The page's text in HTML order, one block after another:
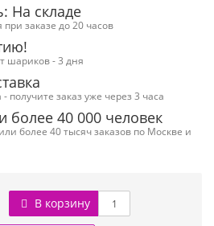
На складе
заказе до 20 часов
шариков - 3 дня
получите заказ уже через 3 часа
более 40 000 человек
более 40 тысяч заказов по Москве и
В корзину